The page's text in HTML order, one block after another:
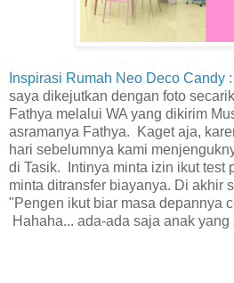
Inspirasi Rumah Neo Deco Candy
saya dikejutkan dengan foto
Fathya melalui WA yang dikirim
asramanya Fathya. Kaget aja,
hari sebelumnya kami
di Tasik. Intinya minta izin ikut test
minta ditransfer biayanya. Di akhir
"Pengen ikut biar masa depannya
Hahaha... ada-ada saja anak yang